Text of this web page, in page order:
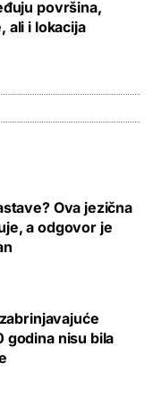
površina,
ali i lokacija
Ova jezična
a odgovor je
godina nisu bila